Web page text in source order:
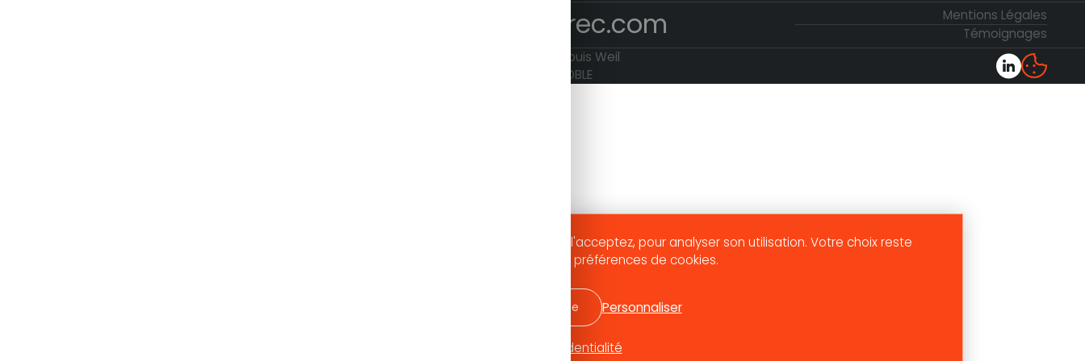
Nous utilisons des cookies pour faire fonctionner ce site et, si vous l'acceptez, pour analyser son utilisation. Votre choix reste
modifiable à tout moment via nos préférences de cookies.
Je refuse Personnaliser
Politique de confidentialité
betrec@betrec.com
Mentions Légales
Témoignages
4 avenue Doyen Louis Weil
38024 GRENOBLE